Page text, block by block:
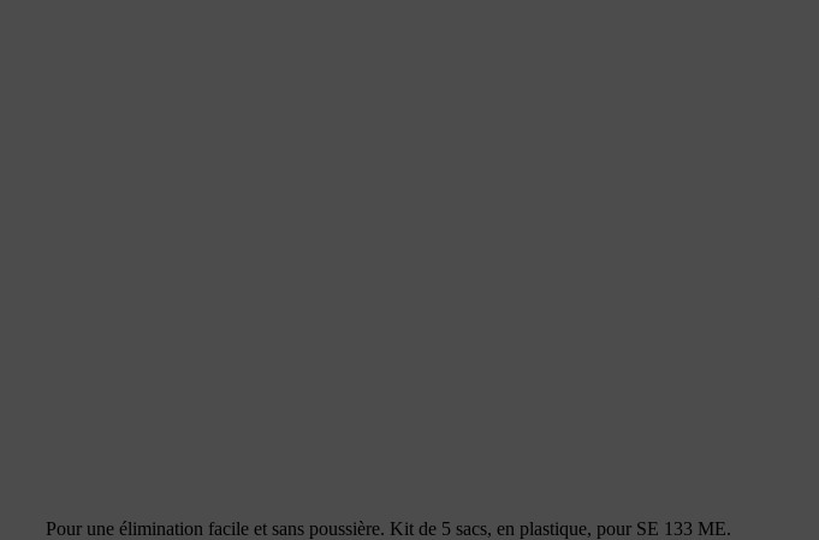
Pour une élimination facile et sans poussière. Kit de 5 sacs, en plastique, pour SE 133 ME.